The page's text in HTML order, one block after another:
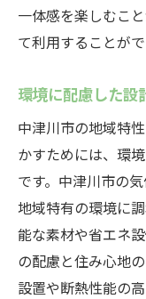
予算内で
施工業者
アフター
平屋の注文住
き出す
平屋住宅
地域の特
自然環境
地域コミ
一体感を楽しむこ
て利用することがで
環境に配慮した設
中津川市の地域特
かすためには、環
です。中津川市の
地域特有の環境に
能な素材や省エネ
の配慮と住み心地
設置や断熱性能の